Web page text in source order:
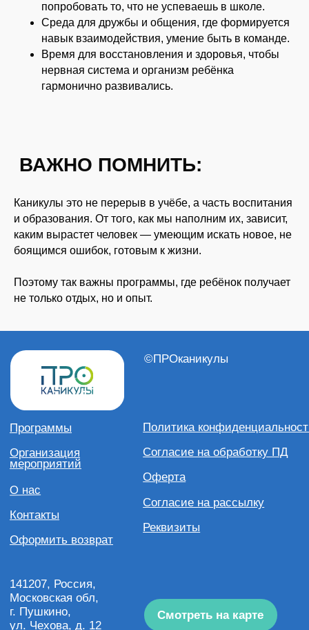
попробовать то, что не успеваешь в школе.
Среда для дружбы и общения, где формируется
навык взаимодействия, умение быть в команде.
Время для восстановления и здоровья, чтобы
нервная система и организм ребёнка
гармонично развивались.
Каникулы это не перерыв в учёбе, а часть воспитания
и образования. От того, как мы наполним их, зависит,
каким вырастет человек — умеющим искать новое, не
боящимся ошибок, готовым к жизни.
Поэтому так важны программы, где ребёнок получает
не только отдых, но и опыт.
Политика конфиденциальности
Согласие на обработку ПД
Организация
мероприятий
Программы
Также мы в соц сетях:
8 (495) 241-00-68
info@proholidays.ru
Московская обл,